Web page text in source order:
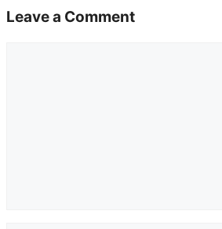
Leave a Comment